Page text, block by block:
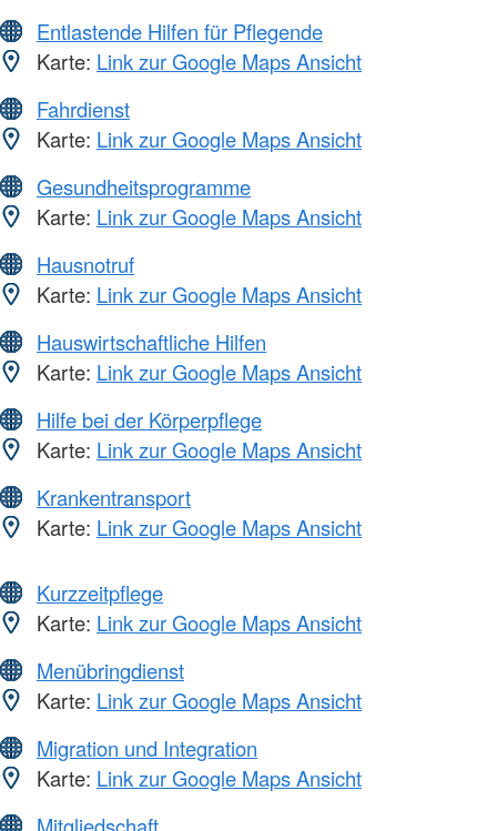
Entlastende Hilfen für Pflegende
Karte: Link zur Google Maps Ansicht
Fahrdienst
Karte: Link zur Google Maps Ansicht
Gesundheitsprogramme
Karte: Link zur Google Maps Ansicht
Hausnotruf
Karte: Link zur Google Maps Ansicht
Hauswirtschaftliche Hilfen
Karte: Link zur Google Maps Ansicht
Hilfe bei der Körperpflege
Karte: Link zur Google Maps Ansicht
Krankentransport
Karte: Link zur Google Maps Ansicht
Kurzzeitpflege
Karte: Link zur Google Maps Ansicht
Menübringdienst
Karte: Link zur Google Maps Ansicht
Migration und Integration
Karte: Link zur Google Maps Ansicht